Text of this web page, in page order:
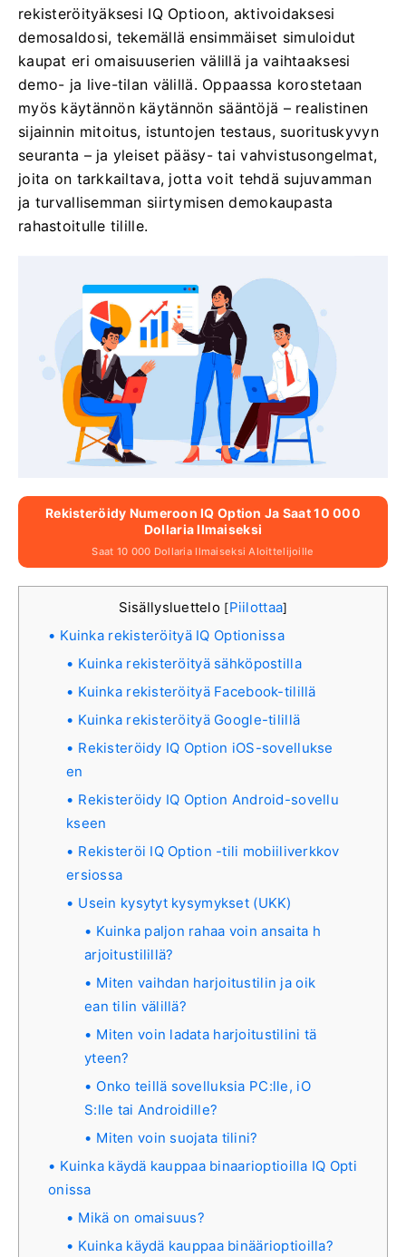
rekisteröityäksesi IQ Optioon, aktivoidaksesi
demosaldosi, tekemällä ensimmäiset simuloidut
kaupat eri omaisuuserien välillä ja vaihtaaksesi
demo- ja live-tilan välillä. Oppaassa korostetaan
myös käytännön käytännön sääntöjä – realistinen
sijainnin mitoitus, istuntojen testaus, suorituskyvyn
seuranta – ja yleiset pääsy- tai vahvistusongelmat,
joita on tarkkailtava, jotta voit tehdä sujuvamman
ja turvallisemman siirtymisen demokaupasta
rahastoitulle tilille.
Rekisteröidy Numeroon IQ Option Ja Saat 10 000
Dollaria Ilmaiseksi
Saat 10 000 Dollaria Ilmaiseksi Aloittelijoille
Sisällysluettelo [Piilottaa]
Kuinka rekisteröityä IQ Optionissa
Kuinka rekisteröityä sähköpostilla
Kuinka rekisteröityä Facebook-tilillä
Kuinka rekisteröityä Google-tilillä
Rekisteröidy IQ Option iOS-sovellukse
en
Rekisteröidy IQ Option Android-sovellu
kseen
Rekisteröi IQ Option -tili mobiiliverkkov
ersiossa
Usein kysytyt kysymykset (UKK)
Kuinka paljon rahaa voin ansaita h
arjoitustilillä?
Miten vaihdan harjoitustilin ja oik
ean tilin välillä?
Miten voin ladata harjoitustilini tä
yteen?
Onko teillä sovelluksia PC:lle, iO
S:lle tai Androidille?
Miten voin suojata tilini?
Kuinka käydä kauppaa binaarioptioilla IQ Opti
onissa
Mikä on omaisuus?
Kuinka käydä kauppaa binäärioptioilla?